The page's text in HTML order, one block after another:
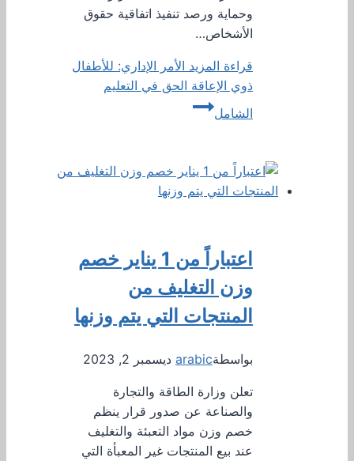
وحماية ورصد تنفيذ اتفاقية حقوق
الأشخاص…
قراءة المزيد الأمر الإداري: للأطفال
ذوي الإعاقة الحق في التعليم
الشامل
اعتباراً من 1 يناير خصم
وزن التغليف من
المنتجات التي يتم وزنها
بواسطةarabic ديسمبر 2, 2023
تعلن وزارة الطاقة والتجارة
والصناعة عن صدور قرار ينظم
خصم وزن مواد التعبئة والتغليف
عند بيع المنتجات غير المعبأة التي